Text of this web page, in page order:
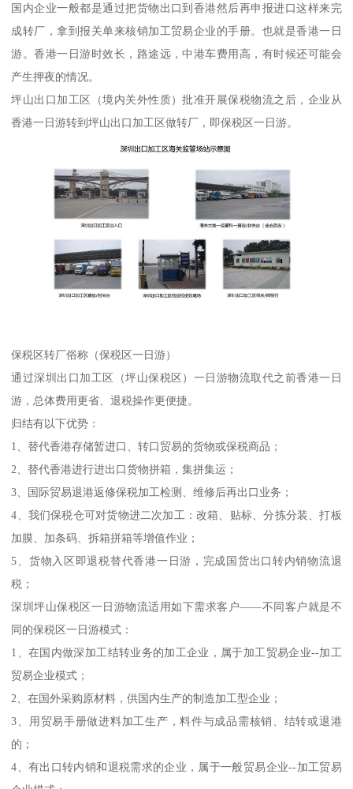
国内企业一般都是通过把货物出口到香港然后再申报进口这样来完
成转厂，拿到报关单来核销加工贸易企业的手册。也就是香港一日
游。香港一日游时效长，路途远，中港车费用高，有时候还可能会
产生押夜的情况。
坪山出口加工区（境内关外性质）批准开展保税物流之后，企业从
香港一日游转到坪山出口加工区做转厂，即保税区一日游。
保税区转厂俗称（保税区一日游）
通过深圳出口加工区（坪山保税区）一日游物流取代之前香港一日
游，总体费用更省、退税操作更便捷。
归结有以下优势：
1、替代香港存储暂进口、转口贸易的货物或保税商品；
2、替代香港进行进出口货物拼箱，集拼集运；
3、国际贸易退港返修保税加工检测、维修后再出口业务；
4、我们保税仓可对货物进二次加工：改箱、贴标、分拣分装、打板
加膜、加条码、拆箱拼箱等增值作业；
5、货物入区即退税替代香港一日游，完成国货出口转内销物流退
税；
深圳坪山保税区一日游物流适用如下需求客户——不同客户就是不
同的保税区一日游模式：
1、在国内做深加工结转业务的加工企业，属于加工贸易企业--加工
贸易企业模式；
2、在国外采购原材料，供国内生产的制造加工型企业；
3、用贸易手册做进料加工生产，料件与成品需核销、结转或退港
的；
4、有出口转内销和退税需求的企业，属于一般贸易企业--加工贸易